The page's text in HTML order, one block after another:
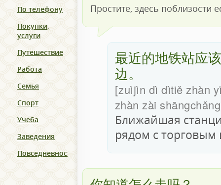
По телефону
Покупки,
услуги
Путешествие
Работа
Семья
Спорт
Учеба
Заведения
Повседневность
Простите, здесь поблизости
最近的地铁站应
边。
zuìjìn dì dìtiě zhàn
zhàn zài
Ближайшая
рядом с торговым